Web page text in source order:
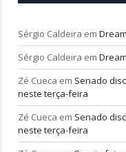
Sérgio Caldeira em
Sérgio Caldeira em
Zé Cueca em Senado
neste terça-feira
Zé Cueca em Senado
neste terça-feira